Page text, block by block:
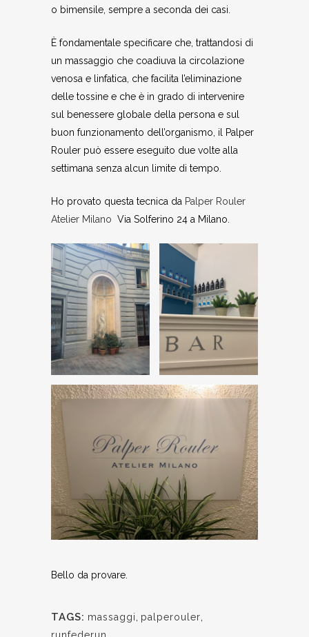
o bimensile, sempre a seconda dei casi.
È fondamentale specificare che, trattandosi di
un massaggio che coadiuva la circolazione
venosa e linfatica, che facilita l’eliminazione
delle tossine e che è in grado di intervenire
sul benessere globale della persona e sul
buon funzionamento dell’organismo, il Palper
Rouler può essere eseguito due volte alla
settimana senza alcun limite di tempo.
Ho provato questa tecnica da Palper Rouler
Atelier Milano Via Solferino 24 a Milano.
Bello da provare.
TAGS: massaggi palperouler
runfederun